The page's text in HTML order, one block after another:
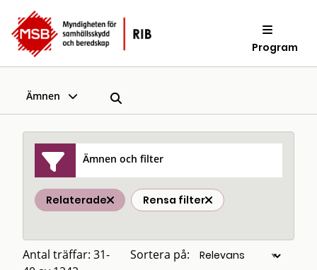
Program
Ämnen
Ämnen och filter
Relaterade Rensa filter
Antal träffar: 31-
Sortera på: